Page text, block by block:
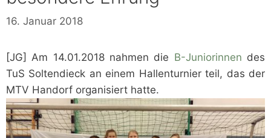
16. Januar 2018
[JG] Am 14.01.2018 nahmen die B-Juniorinnen des
TuS Soltendieck an einem Hallenturnier teil, das der
MTV Handorf organisiert hatte.